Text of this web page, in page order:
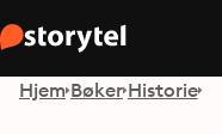
Hjem Bøker Historie